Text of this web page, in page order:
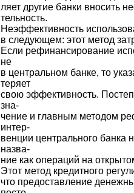
ляет другие банки вносить
тельность.
Неэффективность
в следующем: этот метод
Если рефинансирование
не
в центральном банке, то
теряет
свою эффективность.
зна-
чение и главным методом
интер-
венции центрального
назва-
ние как операций на
Этот метод кредитного
что предоставление